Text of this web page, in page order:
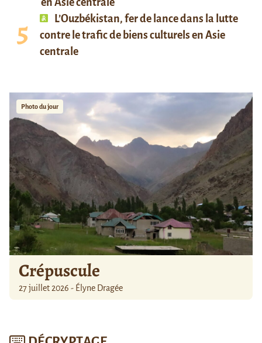
en Asie centrale
L’Ouzbékistan, fer de lance dans la lutte
contre le trafic de biens culturels en Asie
centrale
Photo du jour
Crépuscule
27 juillet 2026 - Élyne Dragée